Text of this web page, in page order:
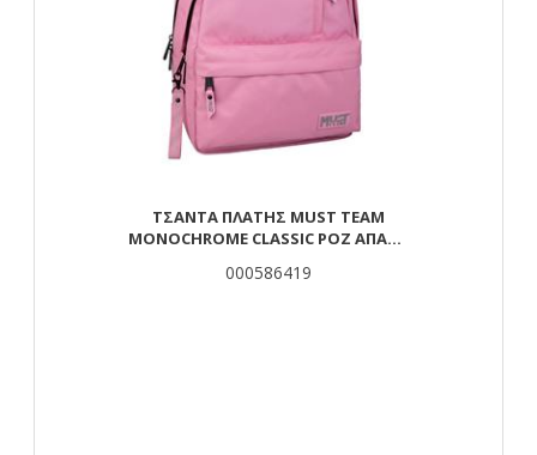
ΤΣΆΝΤΑ ΠΛΆΤΗΣ MUST TEAM
MONOCHROME CLASSIC ΡΟΖ ΑΠΑΛΌ
000586419